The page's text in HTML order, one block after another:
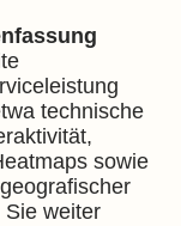
technische
sowie
Sie weiter